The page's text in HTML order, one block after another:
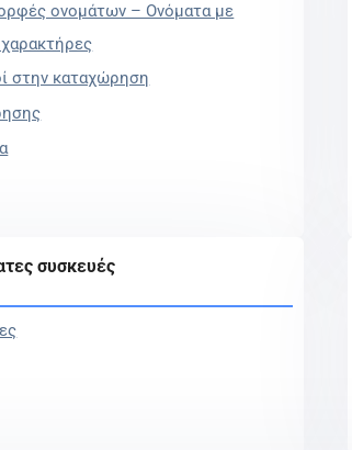
ονομάτων – Ονόματα με
στην καταχώρηση
συσκευές